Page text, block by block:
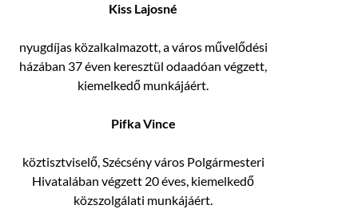
Kiss Lajosné
nyugdíjas közalkalmazott, a város művelődési
házában 37 éven keresztül odaadóan végzett,
kiemelkedő munkájáért.
Pifka Vince
köztisztviselő, Szécsény város Polgármesteri
Hivatalában végzett 20 éves, kiemelkedő
közszolgálati munkájáért.